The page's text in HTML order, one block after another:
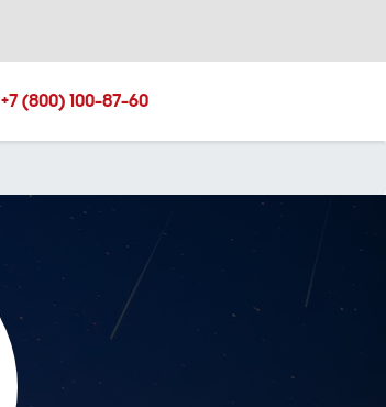
+7 (800) 100-87-60